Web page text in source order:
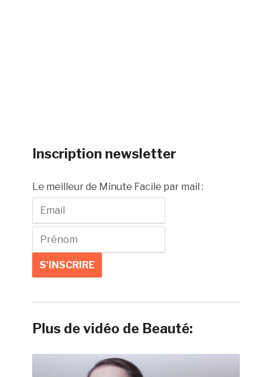
Inscription newsletter
Le meilleur de Minute Facile par mail :
Plus de vidéo de Beauté: